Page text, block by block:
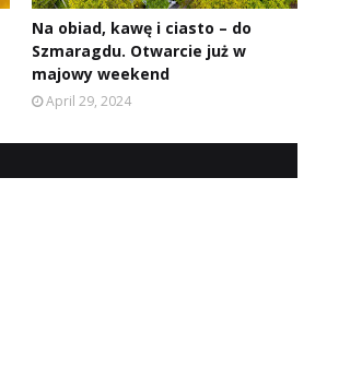
Na obiad, kawę i ciasto – do
Szmaragdu. Otwarcie już w
majowy weekend
April 29, 2024